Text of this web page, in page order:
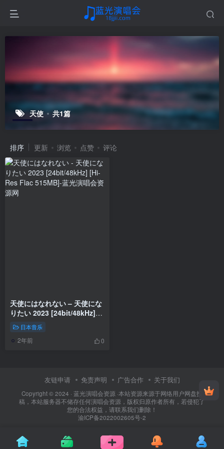
天使 共1篇
排序 更新 浏览 点赞 评论
天使にはなれない – 天使にな
りたい 2023 [24bit/48kHz]
[Hi-Res Flac 515MB]
日本音乐
2年前 0
友链申请 免责声明 广告合作 关于我们
Copyright © 2024 · 蓝光演唱会资源 ·本站资源来源于网络用户网盘投
稿，本站服务器不储存任何演唱会资源，版权归原作者所有，若侵犯了
您的合法权益，请联系我们删除！
渝ICP备2022002605号-2